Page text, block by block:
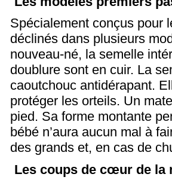
Spécialement conçus pour
déclinés dans plusieurs
nouveau-né, la semelle
doublure sont en cuir. La
caoutchouc antidérapant.
protéger les orteils. Un
pied. Sa forme montante
bébé n’aura aucun mal à
des grands et, en cas de
Les coups de cœur de la